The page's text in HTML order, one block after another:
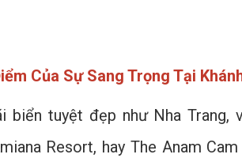
Của Sự Sang Trọng Tại
biển tuyệt đẹp như Nha
Resort, hay The Anam